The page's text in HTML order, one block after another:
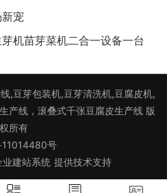
宠
机苗芽菜机二合一设备一台
,豆芽包装机,豆芽清洗机,豆腐皮机,
产线，滚叠式千张豆腐皮生产线 版
权所有
11014480号
业建站系统 提供技术支持